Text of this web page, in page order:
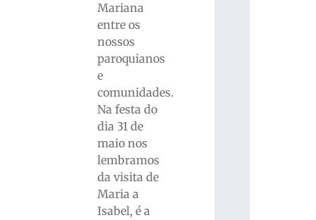
Mariana
entre os
nossos
paroquianos
e
comunidades.
Na festa do
dia 31 de
maio nos
lembramos
da visita de
Maria a
Isabel, é a